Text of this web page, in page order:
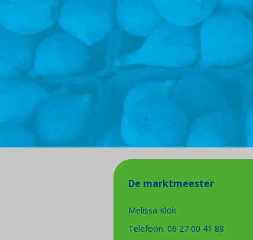
De marktmeester
Melissa Klok
Telefoon: 06 27 00 41 88